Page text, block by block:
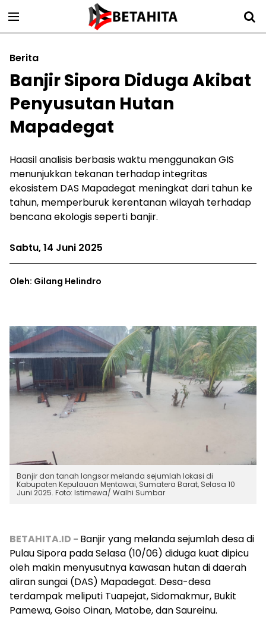
Berita
Banjir Sipora Diduga Akibat
Penyusutan Hutan
Mapadegat
Haasil analisis berbasis waktu menggunakan GIS
menunjukkan tekanan terhadap integritas
ekosistem DAS Mapadegat meningkat dari tahun ke
tahun, memperburuk kerentanan wilayah terhadap
bencana ekologis seperti banjir.
Sabtu, 14 Juni 2025
Oleh: Gilang Helindro
Banjir dan tanah longsor melanda sejumlah lokasi di
Kabupaten Kepulauan Mentawai, Sumatera Barat, Selasa 10
Juni 2025. Foto: Istimewa/ Walhi Sumbar
BETAHITA.ID - Banjir yang melanda sejumlah desa di
Pulau Sipora pada Selasa (10/06) diduga kuat dipicu
oleh makin menyusutnya kawasan hutan di daerah
aliran sungai (DAS) Mapadegat. Desa-desa
terdampak meliputi Tuapejat, Sidomakmur, Bukit
Pamewa, Goiso Oinan, Matobe, dan Saureinu.